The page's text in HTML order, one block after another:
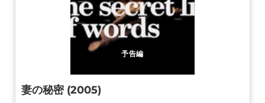
予告編
妻の秘密 (2005)